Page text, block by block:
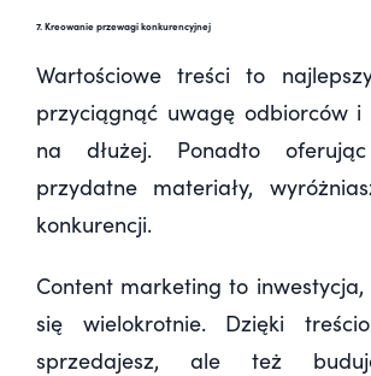
7. Kreowanie przewagi konkurencyjnej
Wartościowe treści to
przyciągnąć uwagę odbiorców
na dłużej. Ponadto
przydatne materiały,
konkurencji.
Content marketing to
się wielokrotnie. Dzięki
sprzedajesz, ale też